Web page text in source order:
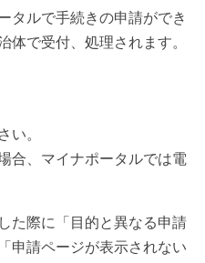
タルで手続きの申請ができ
体で受付、処理されます。
い。
合、マイナポータルでは電
た際に「目的と異なる申請
申請ページが表示されない